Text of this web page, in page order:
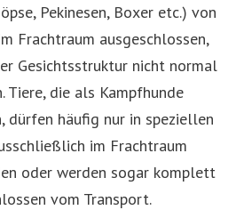
Pekinesen, Boxer etc.) von
Frachtraum ausgeschlossen,
Gesichtsstruktur nicht normal
Tiere, die als Kampfhunde
dürfen häufig nur in speziellen
im Frachtraum
oder werden sogar komplett
vom Transport.